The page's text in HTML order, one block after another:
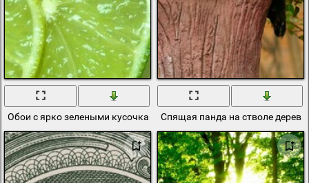
Обои с ярко зелеными кусочками лаймаСпящая панда на стволе